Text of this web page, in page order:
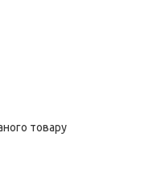
товару